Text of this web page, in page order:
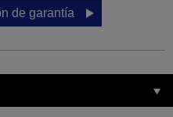
de garantía